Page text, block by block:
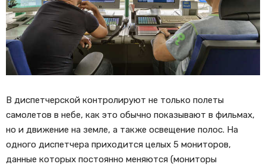
В диспетчерской контролируют не только полеты
самолетов в небе, как это обычно показывают в фильмах,
но и движение на земле, а также освещение полос. На
одного диспетчера приходится целых 5 мониторов,
данные которых постоянно меняются (мониторы